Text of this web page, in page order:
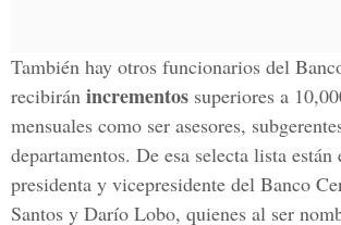
También hay otros funcionarios del
recibirán incrementos superiores a
mensuales como ser asesores,
departamentos. De esa selecta lista
presidenta y vicepresidente del Banco
Santos y Darío Lobo, quienes al ser